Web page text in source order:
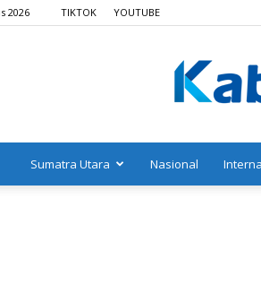
2026 TIKTOK YOUTUBE
Sumatra Utara Nasional